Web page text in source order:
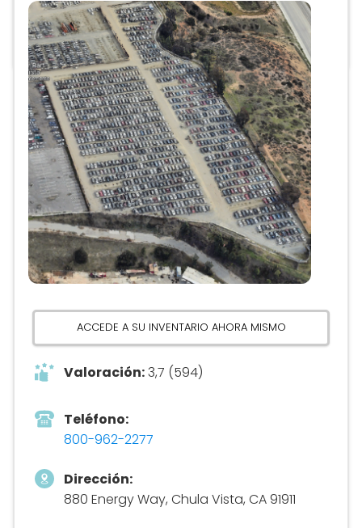
Precios de partes
ACCEDE A SU INVENTARIO AHORA MISMO
Valoración:3,7 (594)
Teléfono:
800-962-2277
Dirección:
880 Energy Way, Chula Vista, CA 91911